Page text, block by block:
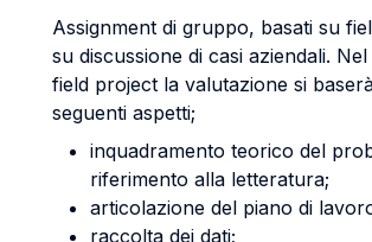
Assignment di gruppo, basati su
su discussione di casi aziendali.
field project la valutazione si
seguenti aspetti;
inquadramento teorico del
riferimento alla letteratura;
articolazione del piano di
raccolta dei dati;